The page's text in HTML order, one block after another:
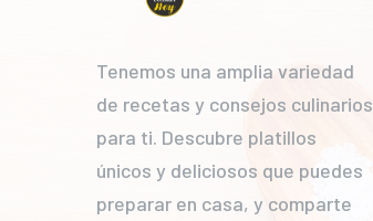
Tenemos una amplia variedad
de recetas y consejos culinarios
para ti. Descubre platillos
únicos y deliciosos que puedes
preparar en casa, y comparte